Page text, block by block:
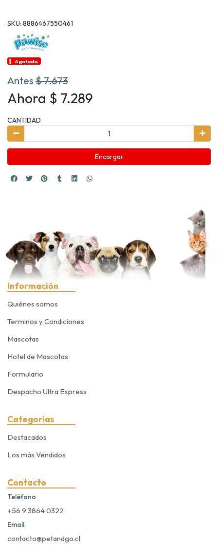
SKU: 8886467550461
Agotado.
Antes$ 7.673
Ahora $ 7.289
CANTIDAD
Encargar
Información
Quiénes somos
Terminos y Condiciones
Mascotas
Hotel de Mascotas
Formulario
Despacho Ultra Express
Categorías
Destacados
Los más Vendidos
Contacto
Teléfono
+56 9 3864 0322
Email
contacto@petandgo.cl